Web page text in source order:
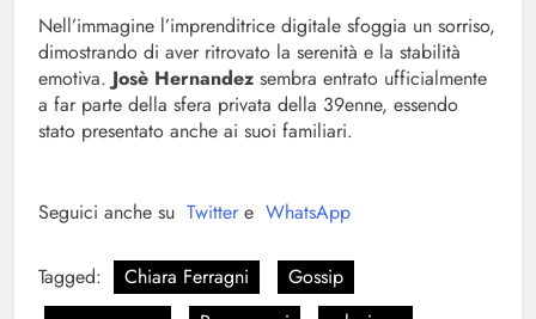
Nell’immagine l’imprenditrice digitale sfoggia un sorriso,
dimostrando di aver ritrovato la serenità e la stabilità
emotiva. Josè Hernandez sembra entrato ufficialmente
a far parte della sfera privata della 39enne, essendo
stato presentato anche ai suoi familiari.
Seguici anche su Twitter e WhatsApp
Tagged: Chiara Ferragni
Gossip